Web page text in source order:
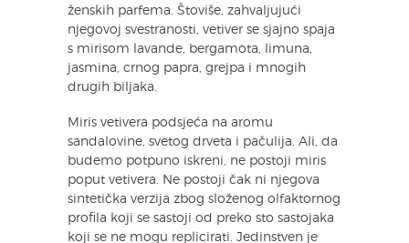
ženskih parfema. Štoviše, zahvaljujući
njegovoj svestranosti, vetiver se sjajno spaja
s mirisom lavande, bergamota, limuna,
jasmina, crnog papra, grejpa i mnogih
drugih biljaka.
Miris vetivera podsjeća na aromu
sandalovine, svetog drveta i pačulija. Ali, da
budemo potpuno iskreni, ne postoji miris
poput vetivera. Ne postoji čak ni njegova
sintetička verzija zbog složenog olfaktornog
profila koji se sastoji od preko sto sastojaka
koji se ne mogu replicirati. Jedinstven je